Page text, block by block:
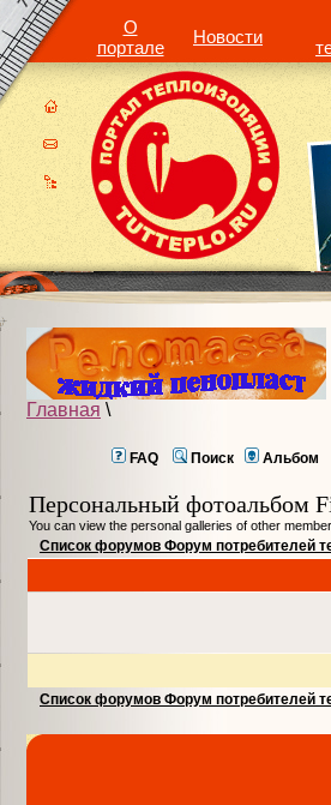
О
портале
Новости
Главная \
FAQ Поиск Альбом
Персональный фотоальбом
You can view the personal galleries of other
Список форумов Форум потребителей
Список форумов Форум потребителей